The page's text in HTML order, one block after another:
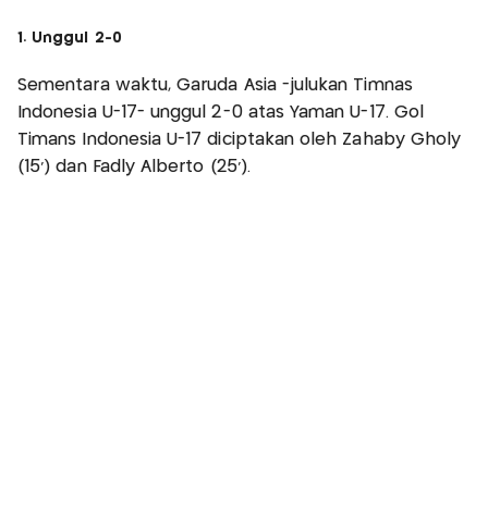
1. Unggul 2-0
Sementara waktu, Garuda Asia -julukan Timnas
Indonesia U-17- unggul 2-0 atas Yaman U-17. Gol
Timans Indonesia U-17 diciptakan oleh Zahaby Gholy
(15') dan Fadly Alberto (25').